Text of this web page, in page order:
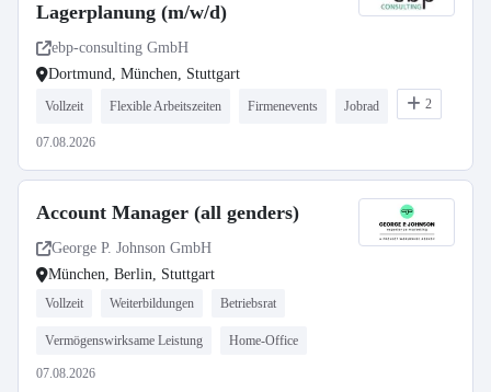
Lagerplanung (m/w/d)
ebp-consulting GmbH
Dortmund, München, Stuttgart
Vollzeit Flexible Arbeitszeiten Firmenevents Jobrad 2
07.08.2026
Account Manager (all genders)
George P. Johnson GmbH
München, Berlin, Stuttgart
Vollzeit Weiterbildungen Betriebsrat
Vermögenswirksame Leistung Home-Office
07.08.2026